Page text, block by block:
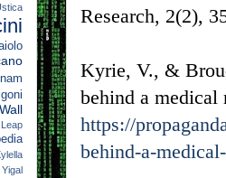
Research, 2(2),
Kyrie, V., &
behind a medical
https://
behind-a-
Wall
Yigal